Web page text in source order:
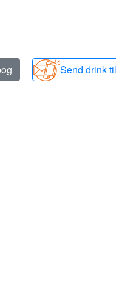
Send drink